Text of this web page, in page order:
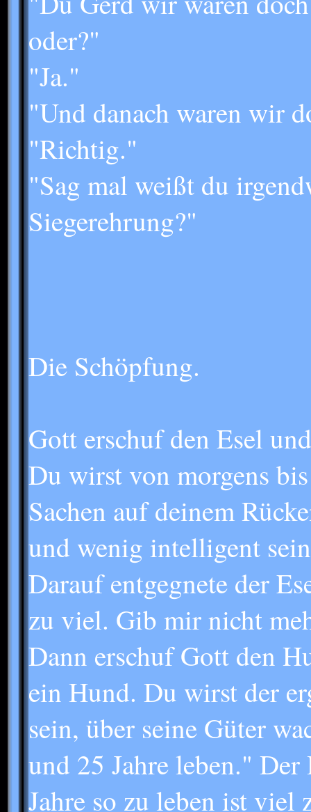
oder?"
"Ja."
"Und danach waren wir
"Richtig."
"Sag mal weißt du
Siegerehrung?"
Die Schöpfung.
Gott erschuf den Esel
Du wirst von morgens
Sachen auf deinem
und wenig intelligent
Darauf entgegnete der
zu viel. Gib mir nicht
Dann erschuf Gott den
ein Hund. Du wirst der
sein, über seine Güter
und 25 Jahre leben."
Jahre so zu leben ist